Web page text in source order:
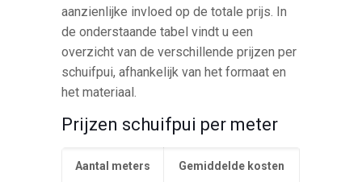
aanzienlijke invloed op de totale prijs. In
de onderstaande tabel vindt u een
overzicht van de verschillende prijzen per
schuifpui, afhankelijk van het formaat en
het materiaal.
Prijzen schuifpui per meter
Aantal meters Gemiddelde kosten